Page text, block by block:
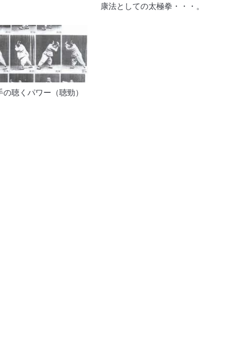
康法としての太極拳・・・。
の聴くパワー（聴勁）